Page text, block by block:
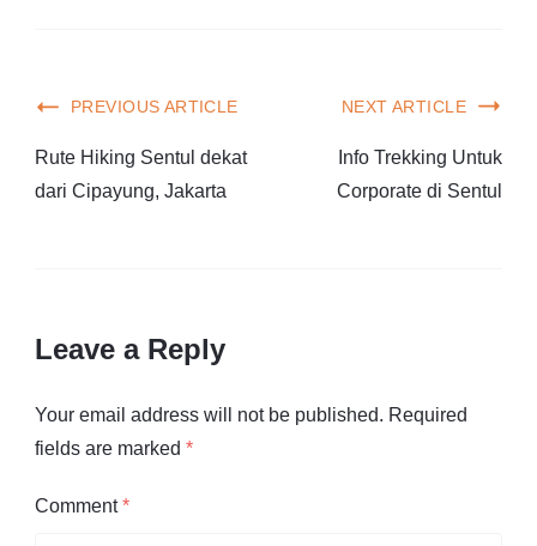
PREVIOUS ARTICLE
Rute Hiking Sentul dekat
dari Cipayung, Jakarta
NEXT ARTICLE
Info Trekking Untuk
Corporate di Sentul
Leave a Reply
Your email address will not be published. Required
fields are marked *
Comment*